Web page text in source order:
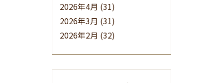
2026年4月 (31)
2026年3月 (31)
2026年2月 (32)